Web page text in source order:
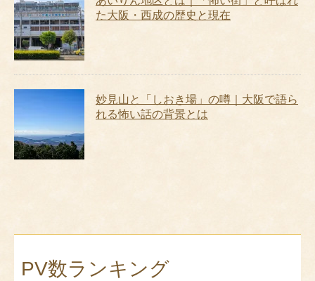
た大阪・西成の歴史と現在
妙見山と「しおき場」の噂｜大阪で語ら
れる怖い話の背景とは
PV数ランキング